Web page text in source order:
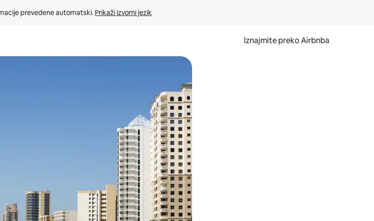
prevedene automatski. Prikaži izvorni jezik
Iznajmite preko Airbnba
prema gore i prema dolje, kao i dodirom ili prelaskom prstom po zaslonu.